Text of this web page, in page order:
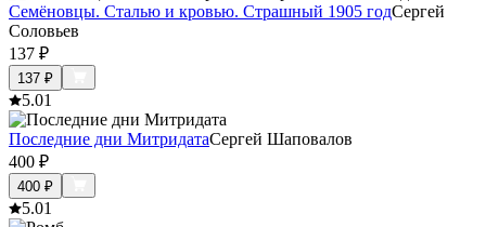
Семёновцы. Сталью и кровью. Страшный 1905 годСергей
Соловьев
137 ₽
137 ₽
5.01
Последние дни МитридатаСергей Шаповалов
400 ₽
400 ₽
5.01